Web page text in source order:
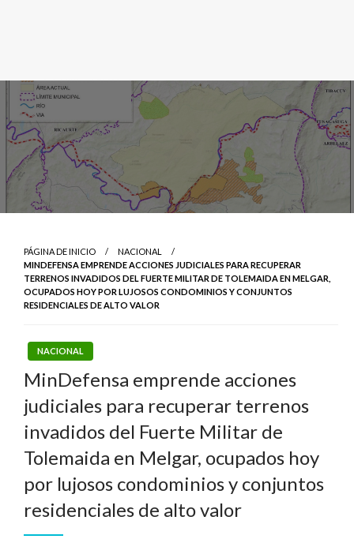
PÁGINA DE INICIO
NACIONAL
MINDEFENSA EMPRENDE ACCIONES JUDICIALES PARA RECUPERAR
TERRENOS INVADIDOS DEL FUERTE MILITAR DE TOLEMAIDA EN MELGAR,
OCUPADOS HOY POR LUJOSOS CONDOMINIOS Y CONJUNTOS
RESIDENCIALES DE ALTO VALOR
NACIONAL
MinDefensa emprende acciones
judiciales para recuperar terrenos
invadidos del Fuerte Militar de
Tolemaida en Melgar, ocupados hoy
por lujosos condominios y conjuntos
residenciales de alto valor